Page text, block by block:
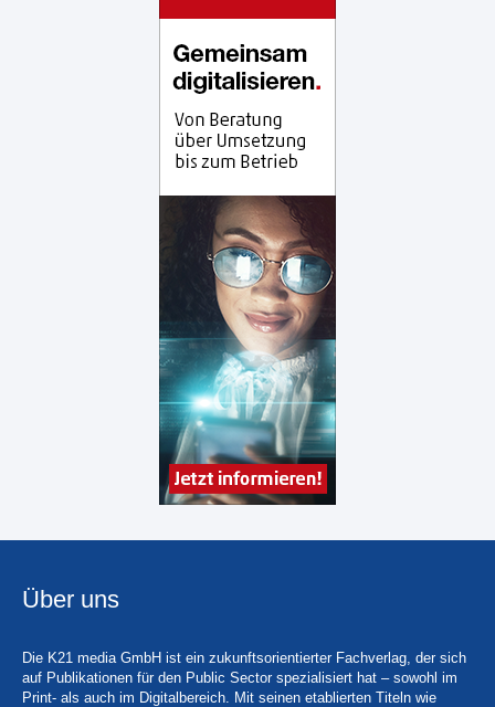
Über uns
Die K21 media GmbH ist ein zukunftsorientierter Fachverlag, der sich
auf Publikationen für den Public Sector spezialisiert hat – sowohl im
Print- als auch im Digitalbereich. Mit seinen etablierten Titeln wie